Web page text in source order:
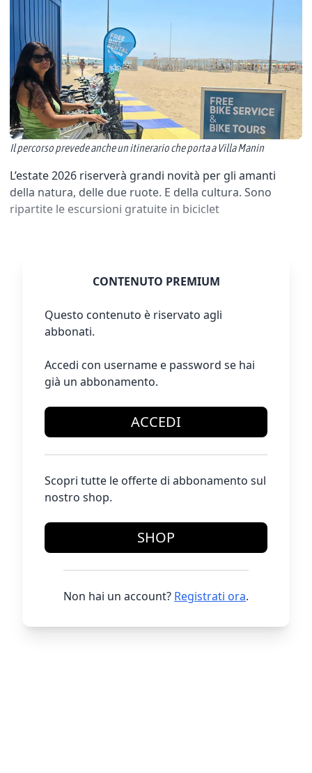
Il percorso prevede anche un itinerario che porta a Villa Manin
L’estate 2026 riserverà grandi novità per gli amanti
della natura, delle due ruote. E della cultura. Sono
ripartite le escursioni gratuite in biciclet
CONTENUTO PREMIUM
Questo contenuto è riservato agli
abbonati.
Accedi con username e password se hai
già un abbonamento.
ACCEDI
Scopri tutte le offerte di abbonamento sul
nostro shop.
SHOP
Non hai un account? Registrati ora.